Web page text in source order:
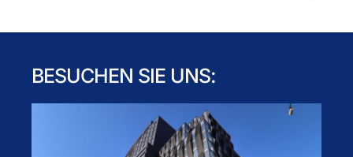
BESUCHEN SIE UNS: